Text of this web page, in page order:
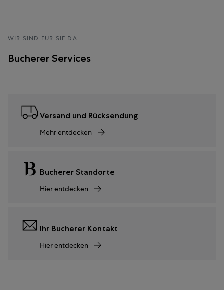
WIR SIND FÜR SIE DA
Bucherer Services
Versand und Rücksendung
Mehr entdecken
Bucherer Standorte
Hier entdecken
Ihr Bucherer Kontakt
Hier entdecken